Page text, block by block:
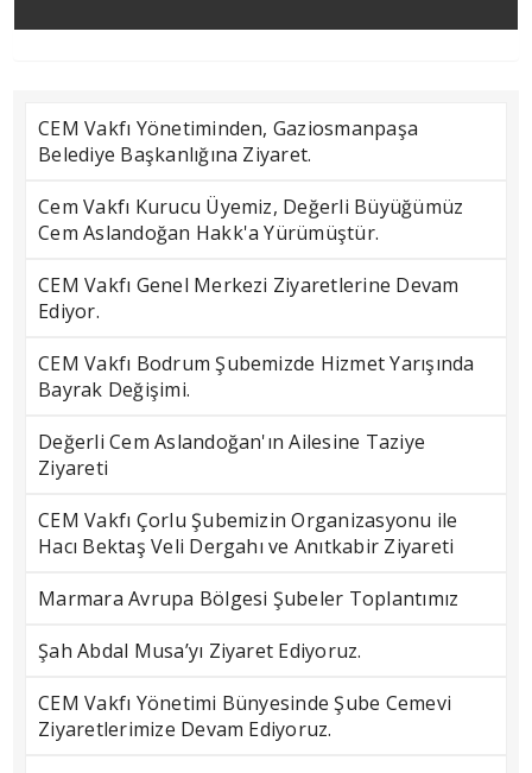
CEM Vakfı Yönetiminden, Gaziosmanpaşa
Belediye Başkanlığına Ziyaret.
Cem Vakfı Kurucu Üyemiz, Değerli Büyüğümüz
Cem Aslandoğan Hakk'a Yürümüştür.
CEM Vakfı Genel Merkezi Ziyaretlerine Devam
Ediyor.
CEM Vakfı Bodrum Şubemizde Hizmet Yarışında
Bayrak Değişimi.
Değerli Cem Aslandoğan'ın Ailesine Taziye
Ziyareti
CEM Vakfı Çorlu Şubemizin Organizasyonu ile
Hacı Bektaş Veli Dergahı ve Anıtkabir Ziyareti
Marmara Avrupa Bölgesi Şubeler Toplantımız
Şah Abdal Musa’yı Ziyaret Ediyoruz.
CEM Vakfı Yönetimi Bünyesinde Şube Cemevi
Ziyaretlerimize Devam Ediyoruz.